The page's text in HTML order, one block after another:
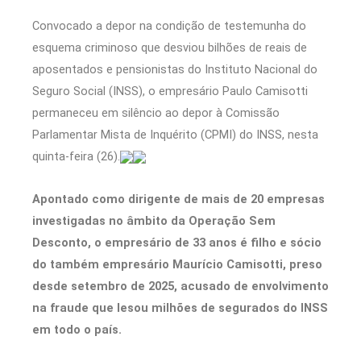
Convocado a depor na condição de testemunha do
esquema criminoso que desviou bilhões de reais de
aposentados e pensionistas do Instituto Nacional do
Seguro Social (INSS), o empresário Paulo Camisotti
permaneceu em silêncio ao depor à Comissão
Parlamentar Mista de Inquérito (CPMI) do INSS, nesta
quinta-feira (26).
Apontado como dirigente de mais de 20 empresas
investigadas no âmbito da Operação Sem
Desconto, o empresário de 33 anos é filho e sócio
do também empresário Maurício Camisotti, preso
desde setembro de 2025, acusado de envolvimento
na fraude que lesou milhões de segurados do INSS
em todo o país.